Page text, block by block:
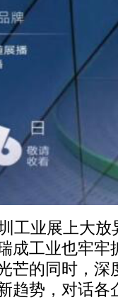
工业展上大放
成工业也牢牢
芒的同时，深
趋势，对话各